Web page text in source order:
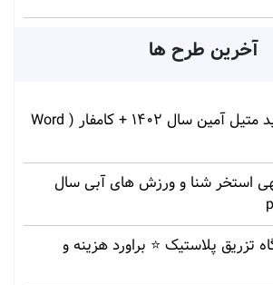
آخرین طرح ها
طرح توجیهی تولید متیل آمین سال 1402 + کامفار ( Word
استخر شنا و ورزش های آبی سال
تزریق پلاستیک ⭐ براورد هزینه و